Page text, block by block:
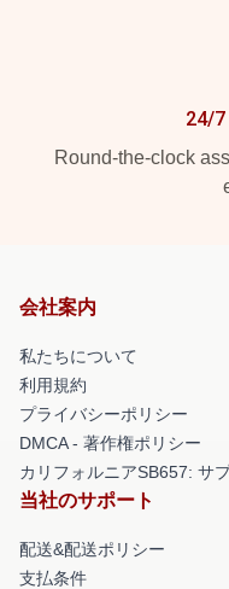
24/7
Round-the-clock
会社案内
私たちについて
利用規約
プライバシーポリシー
DMCA - 著作権ポリシー
カリフォルニアSB657: サ
当社のサポート
配送&配送ポリシー
支払条件